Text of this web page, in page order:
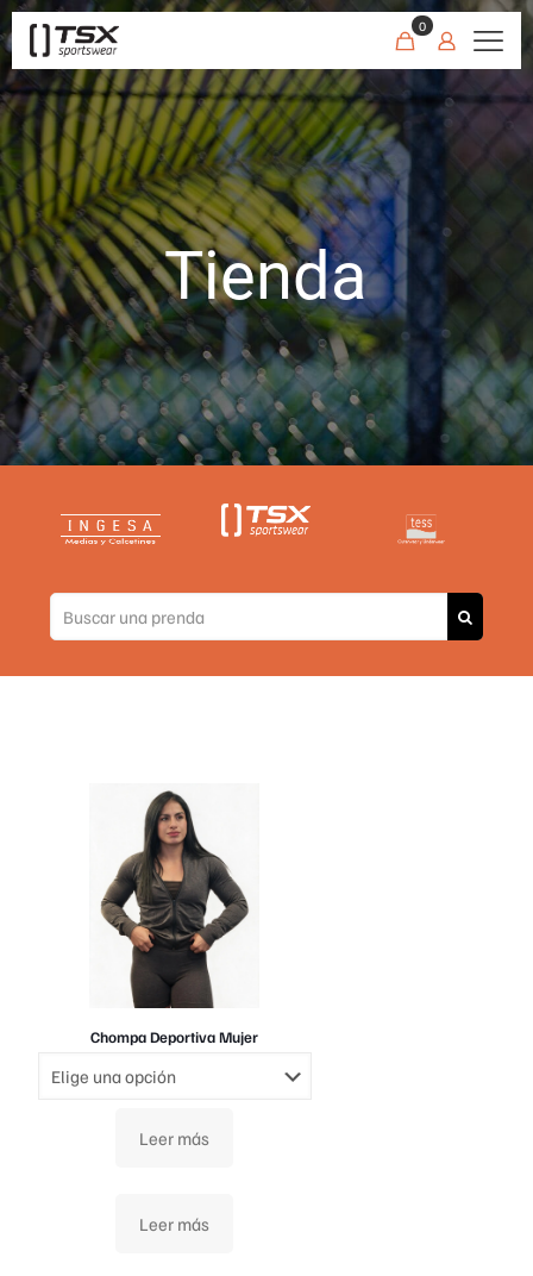
0
Tienda
Chompa Deportiva Mujer
Leer más
Leer más